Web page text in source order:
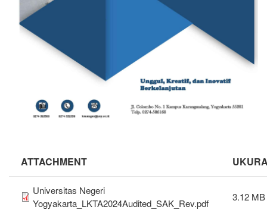
ATTACHMENT
Universitas Negeri
Yogyakarta_LKTA2024Audited_SAK_Rev.pdf
3.12 MB